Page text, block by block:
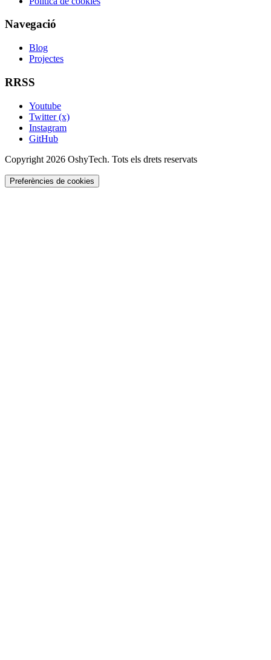
Navegació
Blog
Projectes
RRSS
Youtube
Twitter (x)
Instagram
GitHub
Copyright 2026 OshyTech. Tots els drets reservats
Preferències de cookies